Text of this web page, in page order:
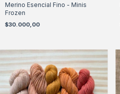
Merino Esencial Fino - Minis
Frozen
$30.000,00